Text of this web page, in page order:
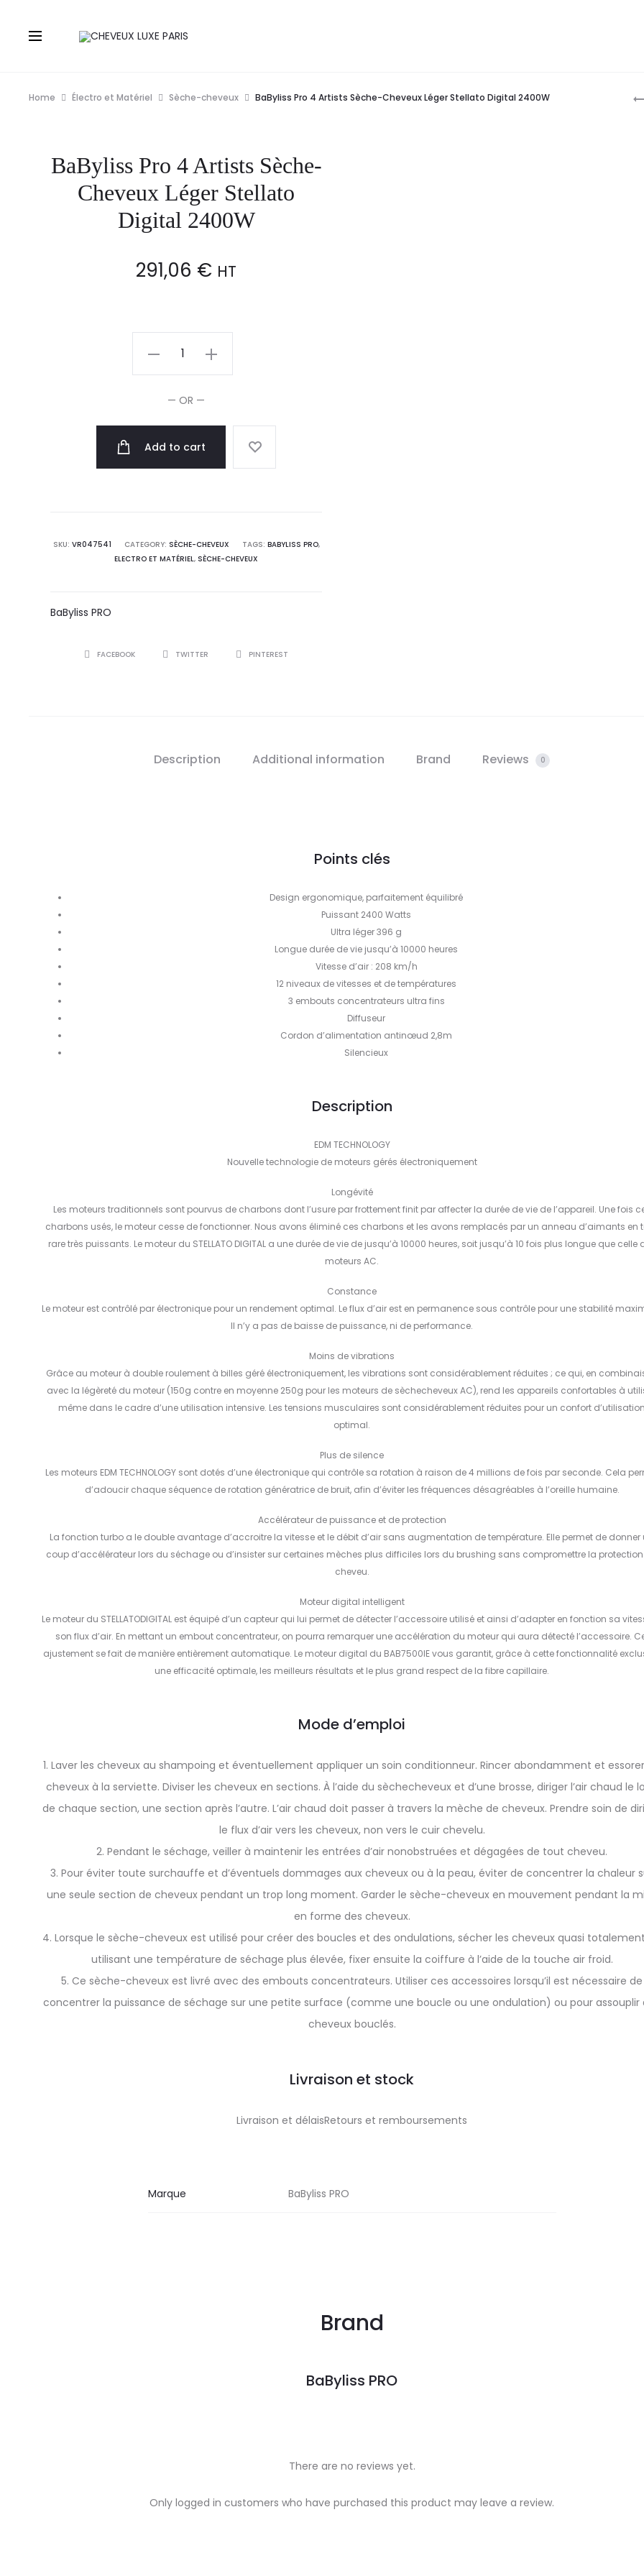
Home Électro et Matériel Sèche-cheveux BaByliss Pro 4 Artists Sèche-Cheveux Léger Stellato Digital 2400W
BaByliss Pro 4 Artists Sèche-
Cheveux Léger Stellato
Digital 2400W
291,06 € HT
BaByliss
Sèche-
Cheveux
Léger
quantity
— OR —
Add to cart
SKU: VR047541 CATEGORY: SÈCHE-CHEVEUX TAGS: BABYLISS PRO,
ELECTRO ET MATÉRIEL, SÈCHE-CHEVEUX
BaByliss PRO
SHAREFACEBOOK TWITTER PINTEREST
Description Additional information Brand Reviews 0
Points clés
Design ergonomique, parfaitement équilibré
Puissant 2400 Watts
Ultra léger 396 g
Longue durée de vie jusqu’à 10000 heures
Vitesse d’air : 208 km/h
12 niveaux de vitesses et de températures
3 embouts concentrateurs ultra fins
Diffuseur
Cordon d’alimentation antinœud 2,8m
Silencieux
Description
EDM TECHNOLOGY
Nouvelle technologie de moteurs gérés électroniquement
Longévité
Les moteurs traditionnels sont pourvus de charbons dont l’usure par frottement finit par affecter la durée de vie de l’appareil. Une fois
charbons usés, le moteur cesse de fonctionner. Nous avons éliminé ces charbons et les avons remplacés par un anneau d’aimants en
rare très puissants. Le moteur du STELLATO DIGITAL a une durée de vie de jusqu’à 10000 heures, soit jusqu’à 10 fois plus longue que celle
moteurs AC.
Constance
Le moteur est contrôlé par électronique pour un rendement optimal. Le flux d’air est en permanence sous contrôle pour une stabilité
Il n’y a pas de baisse de puissance, ni de performance.
Moins de vibrations
Grâce au moteur à double roulement à billes géré électroniquement, les vibrations sont considérablement réduites ; ce qui, en
avec la légèreté du moteur (150g contre en moyenne 250g pour les moteurs de sèchecheveux AC), rend les appareils confortables à
même dans le cadre d’une utilisation intensive. Les tensions musculaires sont considérablement réduites pour un confort d’utilisation
optimal.
Plus de silence
Les moteurs EDM TECHNOLOGY sont dotés d’une électronique qui contrôle sa rotation à raison de 4 millions de fois par seconde. Cela
d’adoucir chaque séquence de rotation génératrice de bruit, afin d’éviter les fréquences désagréables à l’oreille humaine.
Accélérateur de puissance et de protection
La fonction turbo a le double avantage d’accroitre la vitesse et le débit d’air sans augmentation de température. Elle permet de donner
coup d’accélérateur lors du séchage ou d’insister sur certaines mèches plus difficiles lors du brushing sans compromettre la
cheveu.
Moteur digital intelligent
Le moteur du STELLATODIGITAL est équipé d’un capteur qui lui permet de détecter l’accessoire utilisé et ainsi d’adapter en fonction sa
son flux d’air. En mettant un embout concentrateur, on pourra remarquer une accélération du moteur qui aura détecté l’accessoire.
ajustement se fait de manière entièrement automatique. Le moteur digital du BAB7500IE vous garantit, grâce à cette fonctionnalité
une efficacité optimale, les meilleurs résultats et le plus grand respect de la fibre capillaire.
Mode d’emploi
1. Laver les cheveux au shampoing et éventuellement appliquer un soin conditionneur. Rincer abondamment et
cheveux à la serviette. Diviser les cheveux en sections. À l’aide du sèchecheveux et d’une brosse, diriger l’air chaud le
de chaque section, une section après l’autre. L’air chaud doit passer à travers la mèche de cheveux. Prendre soin de
le flux d’air vers les cheveux, non vers le cuir chevelu.
2. Pendant le séchage, veiller à maintenir les entrées d’air nonobstruées et dégagées de tout cheveu.
3. Pour éviter toute surchauffe et d’éventuels dommages aux cheveux ou à la peau, éviter de concentrer la chaleur
une seule section de cheveux pendant un trop long moment. Garder le sèche-cheveux en mouvement pendant la
en forme des cheveux.
4. Lorsque le sèche-cheveux est utilisé pour créer des boucles et des ondulations, sécher les cheveux quasi
utilisant une température de séchage plus élevée, fixer ensuite la coiffure à l’aide de la touche air froid.
5. Ce sèche-cheveux est livré avec des embouts concentrateurs. Utiliser ces accessoires lorsqu’il est nécessaire de
concentrer la puissance de séchage sur une petite surface (comme une boucle ou une ondulation) ou pour assouplir
cheveux bouclés.
Livraison et stock
Livraison et délaisRetours et remboursements
Marque BaByliss PRO
Brand
BaByliss PRO
R
There are no reviews yet.
Only logged in customers who have purchased this product may leave a review.